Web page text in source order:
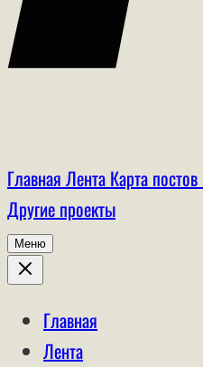
Главная Лента Карта постов
Другие проекты
Меню
Главная
Лента